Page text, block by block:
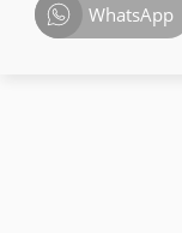
WhatsApp